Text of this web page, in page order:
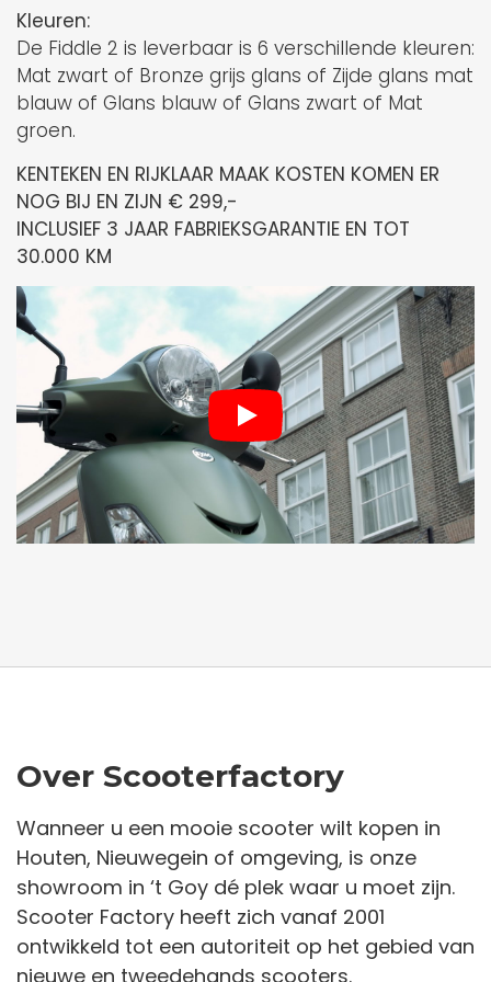
Kleuren:
De Fiddle 2 is leverbaar is 6 verschillende kleuren:
Mat zwart of Bronze grijs glans of Zijde glans mat
blauw of Glans blauw of Glans zwart of Mat
groen.
KENTEKEN EN RIJKLAAR MAAK KOSTEN KOMEN ER
NOG BIJ EN ZIJN € 299,-
INCLUSIEF 3 JAAR FABRIEKSGARANTIE EN TOT
30.000 KM
Over Scooterfactory
Wanneer u een mooie scooter wilt kopen in
Houten, Nieuwegein of omgeving, is onze
showroom in ‘t Goy dé plek waar u moet zijn.
Scooter Factory heeft zich vanaf 2001
ontwikkeld tot een autoriteit op het gebied van
nieuwe en tweedehands scooters.